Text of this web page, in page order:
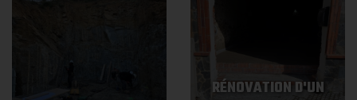
RÉNOVATION D'UN